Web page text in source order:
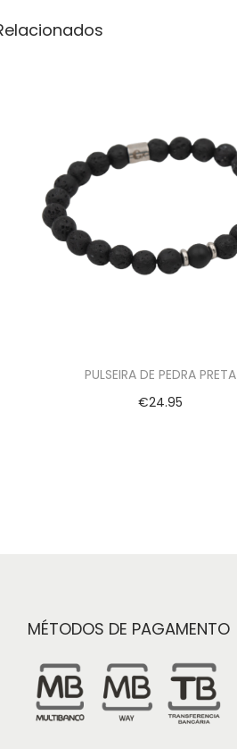
PULSEIRA DE PEDRA PRETA
€24.95
MÉTODOS DE PAGAMENTO